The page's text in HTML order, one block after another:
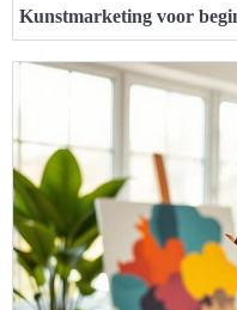
Kunstmarketing voor